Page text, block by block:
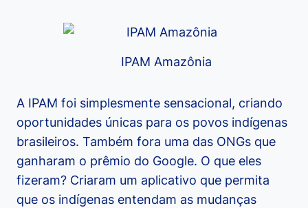
IPAM Amazônia
A IPAM foi simplesmente sensacional, criando
oportunidades únicas para os povos indígenas
brasileiros. Também fora uma das ONGs que
ganharam o prêmio do Google. O que eles
fizeram? Criaram um aplicativo que permita
que os indígenas entendam as mudanças